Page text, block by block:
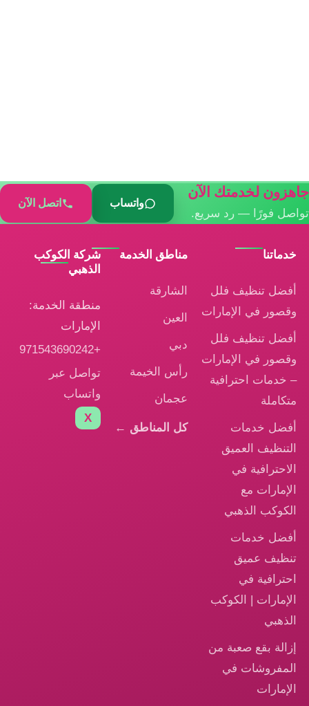
جاهزون لخدمتك الآن
تواصل فورًا — رد سريع.
واتساب اتصل الآن
خدماتنا
أفضل تنظيف فلل
وقصور في الإمارات
أفضل تنظيف فلل
وقصور في الإمارات
– خدمات احترافية
متكاملة
أفضل خدمات
التنظيف العميق
الاحترافية في
الإمارات مع
الكوكب الذهبي
أفضل خدمات
تنظيف عميق
احترافية في
الإمارات | الكوكب
الذهبي
إزالة بقع صعبة من
المفروشات في
الإمارات
مناطق الخدمة
الشارقة
العين
دبي
رأس الخيمة
عجمان
كل المناطق ←
شركة الكوكب
الذهبي
منطقة الخدمة:
الإمارات
+971543690242
تواصل عبر
واتساب
X